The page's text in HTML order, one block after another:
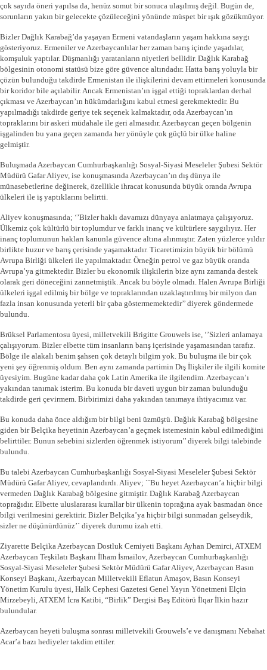
çok sayıda öneri yapılsa da, henüz somut bir sonuca ulaşılmış değil. Bugün de,
sorunların yakın bir gelecekte çözüleceğini yönünde müspet bir ışık gözükmüyor.
Bizler Dağlık Karabağ’da yaşayan Ermeni vatandaşların yaşam hakkına saygı
gösteriyoruz. Ermeniler ve Azerbaycanlılar her zaman barış içinde yaşadılar,
komşuluk yaptılar. Düşmanlığı yaratanların niyetleri bellidir. Dağlık Karabağ
bölgesinin otonomi statüsü bize göre güvence altındadır. Hatta barış yoluyla bir
çözün bulunduğu takdirde Ermenistan ile ilişkilerini devam ettirmeleri konusunda
bir koridor bile açılabilir. Ancak Ermenistan’ın işgal ettiği topraklardan derhal
çıkması ve Azerbaycan’ın hükümdarlığını kabul etmesi gerekmektedir. Bu
yapılmadığı takdirde geriye tek seçenek kalmaktadır, oda Azerbaycan’ın
topraklarını bir askeri müdahale ile geri almasıdır. Azerbaycan geçen bölgenin
işgalinden bu yana geçen zamanda her yönüyle çok güçlü bir ülke haline
gelmiştir.
Buluşmada Azerbaycan Cumhurbaşkanlığı Sosyal-Siyasi Meseleler Şubesi Sektör
Müdürü Gafar Aliyev, ise konuşmasında Azerbaycan’ın dış dünya ile
münasebetlerine değinerek, özellikle ihracat konusunda büyük oranda Avrupa
ülkeleri ile iş yaptıklarını belirtti.
Aliyev konuşmasında; ‘’Bizler haklı davamızı dünyaya anlatmaya çalışıyoruz.
Ülkemiz çok kültürlü bir toplumdur ve farklı inanç ve kültürlere saygılıyız. Her
inanç toplumunun hakları kanunla güvence altına alınmıştır. Zaten yüzlerce yıldır
birlikte huzur ve barış çerisinde yaşamaktadır. Ticaretimizin büyük bir bölümü
Avrupa Birliği ülkeleri ile yapılmaktadır. Örneğin petrol ve gaz büyük oranda
Avrupa’ya gitmektedir. Bizler bu ekonomik ilişkilerin bize aynı zamanda destek
olarak geri döneceğini zannetmiştik. Ancak bu böyle olmadı. Halen Avrupa Birliği
ülkeleri işgal edilmiş bir bölge ve topraklarından uzaklaştırılmış bir milyon dan
fazla insan konusunda yeterli bir çaba göstermemektedir’’ diyerek göndermede
bulundu.
Brüksel Parlamentosu üyesi, milletvekili Brigitte Grouwels ise, ‘’Sizleri anlamaya
çalışıyorum. Bizler elbette tüm insanların barış içerisinde yaşamasından tarafız.
Bölge ile alakalı benim şahsen çok detaylı bilgim yok. Bu buluşma ile bir çok
yeni şey öğrenmiş oldum. Ben aynı zamanda partimin Dış İlişkiler ile ilgili komite
üyesiyim. Bugüne kadar daha çok Latin Amerika ile ilgilendim. Azerbaycan’ı
yakından tanımak isterim. Bu konuda bir daveti uygun bir zaman bulunduğu
takdirde geri çevirmem. Birbirimizi daha yakından tanımaya ihtiyacımız var.
Bu konuda daha önce aldığım bir bilgi beni üzmüştü. Dağlık Karabağ bölgesine
giden bir Belçika heyetinin Azerbaycan’a geçmek istemesinin kabul edilmediğini
belirttiler. Bunun sebebini sizlerden öğrenmek istiyorum’’ diyerek bilgi talebinde
bulundu.
Bu talebi Azerbaycan Cumhurbaşkanlığı Sosyal-Siyasi Meseleler Şubesi Sektör
Müdürü Gafar Aliyev, cevaplandırdı. Aliyev; ``Bu heyet Azerbaycan’a hiçbir bilgi
vermeden Dağlık Karabağ bölgesine gitmiştir. Dağlık Karabağ Azerbaycan
toprağıdır. Elbette uluslararası kurallar bir ülkenin toprağına ayak basmadan önce
bilgi verilmesini gerektirir. Bizler Belçika’ya hiçbir bilgi sunmadan gelseydik,
sizler ne düşünürdünüz’` diyerek durumu izah etti.
Ziyarette Belçika Azerbaycan Dostluk Cemiyeti Başkanı Ayhan Demirci, ATXEM
Azerbaycan Teşkilatı Başkanı İlham İsmailov, Azerbaycan Cumhurbaşkanlığı
Sosyal-Siyasi Meseleler Şubesi Sektör Müdürü Gafar Aliyev, Azerbaycan Basın
Konseyi Başkanı, Azerbaycan Milletvekili Eflatun Amaşov, Basın Konseyi
Yönetim Kurulu üyesi, Halk Cephesi Gazetesi Genel Yayın Yönetmeni Elçin
Mirzebeyli, ATXEM İcra Katibi, “Birlik” Dergisi Baş Editörü İlqar İlkin hazır
bulundular.
Azerbaycan heyeti buluşma sonrası milletvekili Grouwels’e ve danışmanı Nebahat
Acar’a bazı hediyeler takdim ettiler.